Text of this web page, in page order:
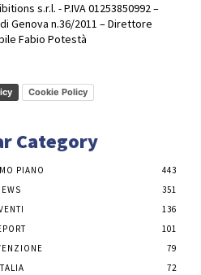
s.r.l. - P.IVA 01253850992 –
Genova n.36/2011 – Direttore
Fabio Potestà
Cookie Policy
Category
PIANO
443
351
136
101
79
72